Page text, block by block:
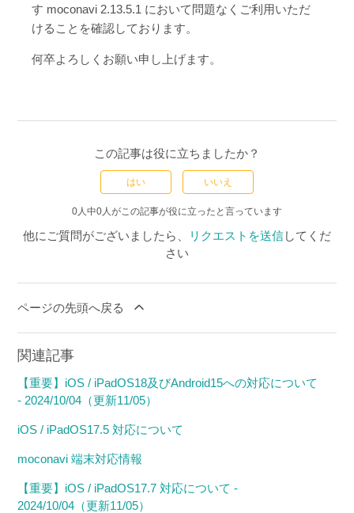
す moconavi 2.13.5.1 において問題なくご利用いただ
けることを確認しております。
何卒よろしくお願い申し上げます。
この記事は役に立ちましたか？
はい いいえ
0人中0人がこの記事が役に立ったと言っています
他にご質問がございましたら、 リクエストを送信してくだ
さい
ページの先頭へ戻る
関連記事
【重要】iOS / iPadOS18及びAndroid15への対応について
- 2024/10/04（更新11/05）
iOS / iPadOS17.5 対応について
moconavi 端末対応情報
【重要】iOS / iPadOS17.7 対応について -
2024/10/04（更新11/05）